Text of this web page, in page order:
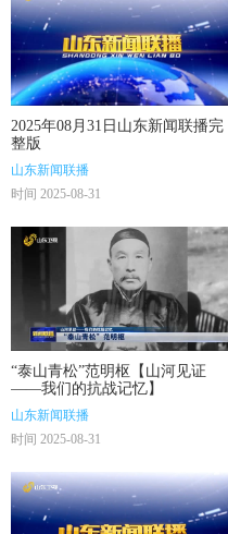
2025年08月31日山东新闻联播完
整版
山东新闻联播
时间 2025-08-31
“泰山青松”范明枢【山河见证
——我们的抗战记忆】
山东新闻联播
时间 2025-08-31